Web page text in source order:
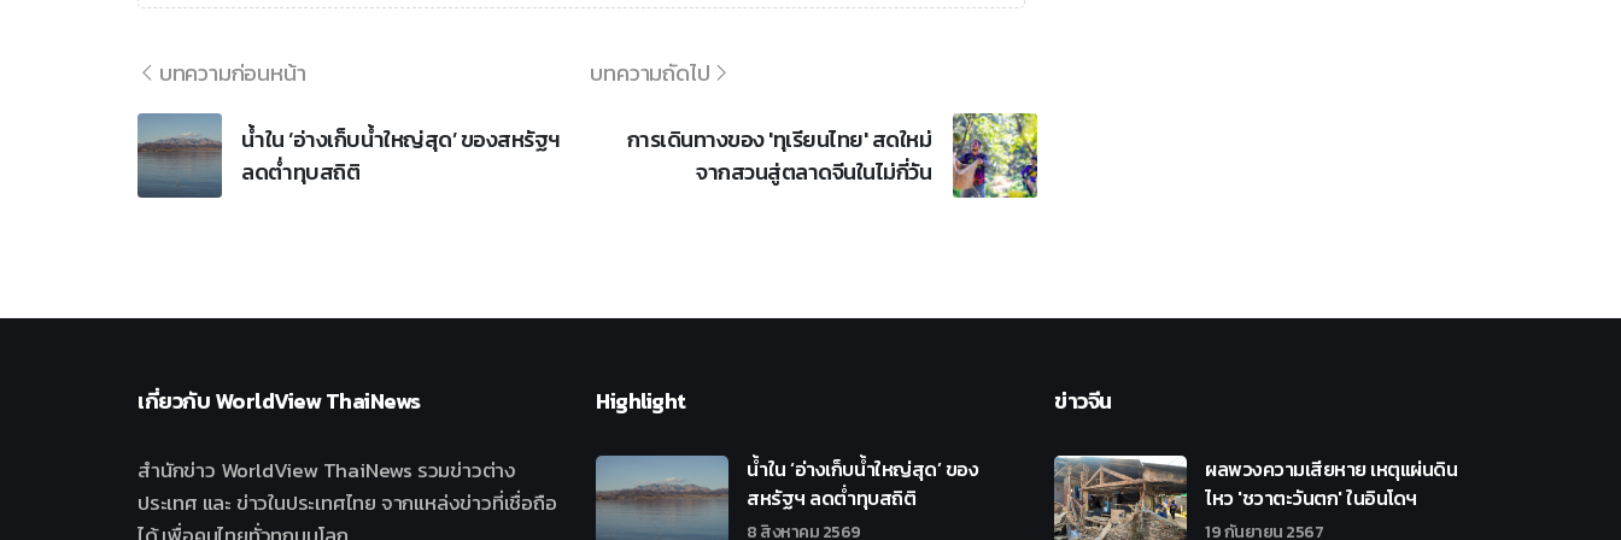
บทความก่อนหน้า
น้ำใน ‘อ่างเก็บน้ำใหญ่สุด’ ของสหรัฐฯ
ลดต่ำทุบสถิติ
บทความถัดไป
การเดินทางของ 'ทุเรียนไทย' สดใหม่
จากสวนสู่ตลาดจีนในไม่กี่วัน
เกี่ยวกับWorldView ThaiNews
สำนักข่าว WorldView ThaiNews รวมข่าวต่าง
ประเทศ และ ข่าวในประเทศไทย จากแหล่งข่าวที่เชื่อถือ
Highlight
น้ำใน ‘อ่างเก็บน้ำใหญ่สุด’ ของ
สหรัฐฯ ลดต่ำทุบสถิติ
8 สิงหาคม 2569
ข่าวจีน
ผลพวงความเสียหาย เหตุแผ่นดิน
ไหว 'ชวาตะวันตก' ในอินโดฯ
19 กันยายน 2567